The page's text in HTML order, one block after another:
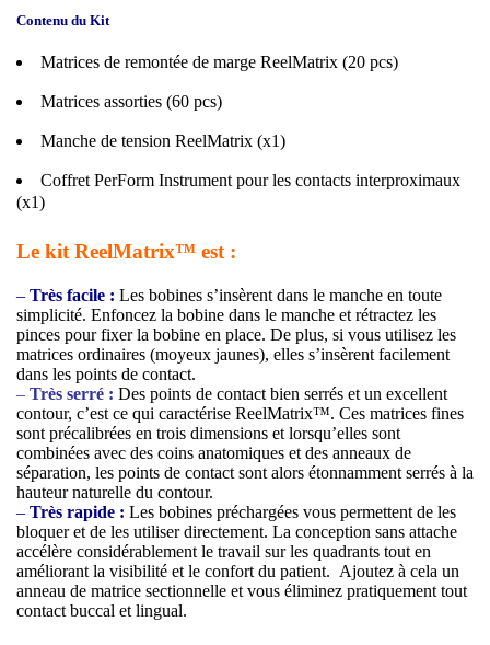
Contenu du Kit
Matrices de remontée de marge ReelMatrix (20 pcs)
Matrices assorties (60 pcs)
Manche de tension ReelMatrix (x1)
Coffret PerForm Instrument pour les contacts interproximaux
(x1)
Le kit ReelMatrix™ est :
– Très facile : Les bobines s’insèrent dans le manche en toute
simplicité. Enfoncez la bobine dans le manche et rétractez les
pinces pour fixer la bobine en place. De plus, si vous utilisez les
matrices ordinaires (moyeux jaunes), elles s’insèrent facilement
dans les points de contact.
– Très serré : Des points de contact bien serrés et un excellent
contour, c’est ce qui caractérise ReelMatrix™. Ces matrices fines
sont précalibrées en trois dimensions et lorsqu’elles sont
combinées avec des coins anatomiques et des anneaux de
séparation, les points de contact sont alors étonnamment serrés à la
hauteur naturelle du contour.
– Très rapide : Les bobines préchargées vous permettent de les
bloquer et de les utiliser directement. La conception sans attache
accélère considérablement le travail sur les quadrants tout en
améliorant la visibilité et le confort du patient. Ajoutez à cela un
anneau de matrice sectionnelle et vous éliminez pratiquement tout
contact buccal et lingual.